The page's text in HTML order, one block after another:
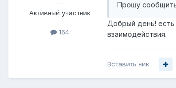
Активный участник
164
Прошу
Добрый день! есть
взаимодействия.
Вставить ник